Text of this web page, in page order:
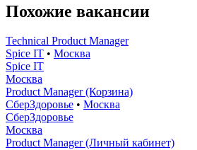
Похожие вакансии
Technical Product Manager
Spice IT • Москва
Spice IT
Москва
Product Manager (Корзина)
СберЗдоровье • Москва
СберЗдоровье
Москва
Product Manager (Личный кабинет)